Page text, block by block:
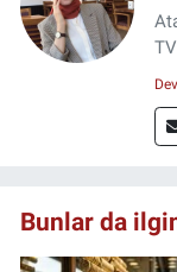
Bunlar da